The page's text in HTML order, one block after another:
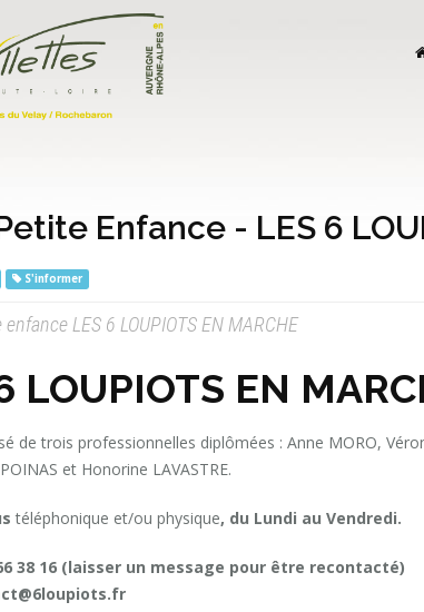
Enfance - LES 6
S'informer
LES 6 LOUPIOTS EN MARCHE
LOUPIOTS EN
de trois professionnelles diplômées : Anne MORO,
et Honorine LAVASTRE.
téléphonique et/ou physique, du Lundi au Vendredi.
38 16 (laisser un message pour être recontacté)